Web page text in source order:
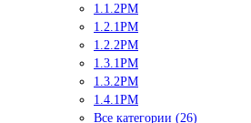
1.1.2PM
1.2.1PM
1.2.2PM
1.3.1PM
1.3.2PM
1.4.1PM
Все категории (26)